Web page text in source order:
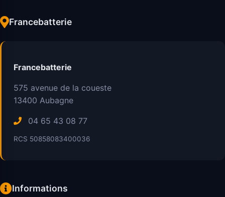
Francebatterie
Francebatterie
575 avenue de la coueste
13400 Aubagne
04 65 43 08 77
RCS 50858083400036
Informations